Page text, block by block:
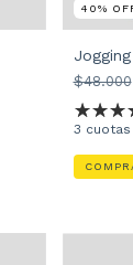
40%
$48.000
3